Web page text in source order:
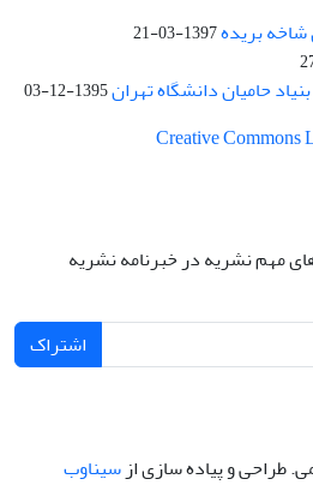
بریده1397-03-21
حامیان دانشگاه تهران1395-12-03
مهم نشریه در خبرنامه نشریه
اشتراک
طراحی و پیاده سازی از سیناوب